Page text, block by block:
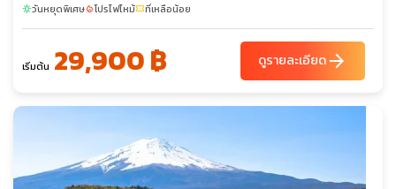
sunnyวันหยุดพิเศษlocal_fire_departmentโปรไฟไหม้confirmation_numberที่เหลือน้อย
เริ่มต้น 29,900 ฿ ดูรายละเอียดarrow_forward